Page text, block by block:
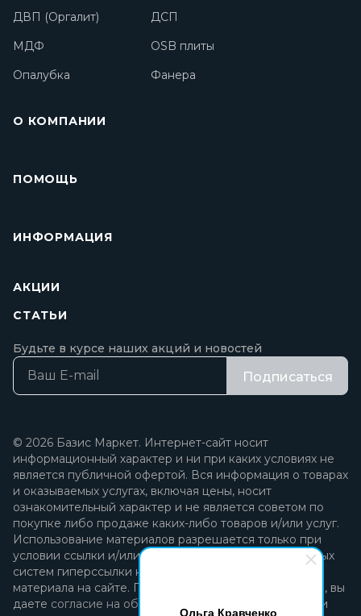
Ольга Кравченко
ДВП (Оргалит)
ДСП
МДФ
OSB плиты
Опалубка
Фанера
О КОМПАНИИ
ПОМОЩЬ
ИНФОРМАЦИЯ
АКЦИИ
СТАТЬИ
Будьте в курсе наших акций и новостей
Подписаться
© 2026 Базис Маркет. Интернет-сайт носит
информационный характер и ни при каких условиях не
является публичной офертой. Вся информация о товарах
и оказываемых услугах, включая цены, носит
ознакомительный характер и не является советом по
покупке либо продаже каких-либо товаров и/или услуг.
Использование материалов разрешается только при
условии ссылки и/или прямой открытой для поисковых
систем гиперссылки на непосредственный адрес
материала на сайте. Продолжая пользоваться сайтом, вы
даете согласие на обработку персональных данных
и